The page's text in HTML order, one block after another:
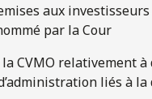
aux
par la Cour
CVMO relativement à
liés à